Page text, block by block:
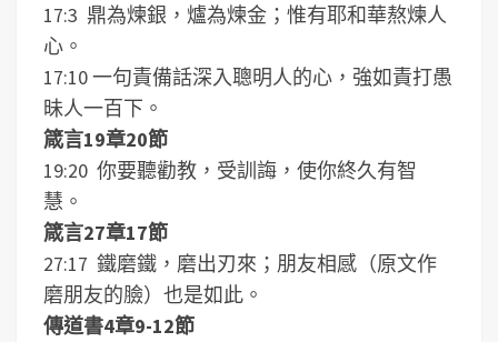
17:3 鼎為煉銀，爐為煉金；惟有耶和華熬煉人
心。
17:10 一句責備話深入聰明人的心，強如責打愚
昧人一百下。
箴言19章20節
19:20 你要聽勸教，受訓誨，使你終久有智
慧。
箴言27章17節
27:17 鐵磨鐵，磨出刃來；朋友相感（原文作
磨朋友的臉）也是如此。
傳道書4章9-12節